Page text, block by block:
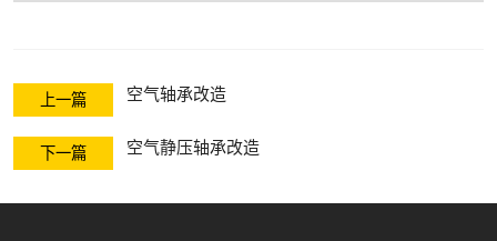
上一篇 空气轴承改造
下一篇 空气静压轴承改造